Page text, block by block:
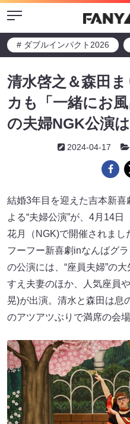
Menu
# ダブルインパクト2026
清水啓之＆森田
カも「一緒にお
の夫婦NGK公演
2024-04-17
結婚3年目を迎えた吉本新
よる“夫婦公演”が、4月14
花月（NGK)で開催されま
フーフー新喜劇inなんばグ
の公演には、“座員夫婦”の
すえ夫妻のほか、人気座員
晃)が出演。清水と森田は息
のアツアツぶりで満席の会